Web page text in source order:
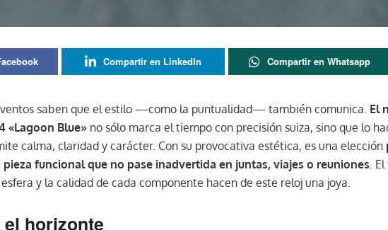
Compartir en LinkedIn Compartir en Whatsapp
saben que el estilo —como la puntualidad— también comunica. El
«Lagoon Blue» no sólo marca el tiempo con precisión suiza, sino que lo
calma, claridad y carácter. Con su provocativa estética, es una elección
pieza funcional que no pase inadvertida en juntas, viajes o reuniones.
y la calidad de cada componente hacen de este reloj una joya.
horizonte